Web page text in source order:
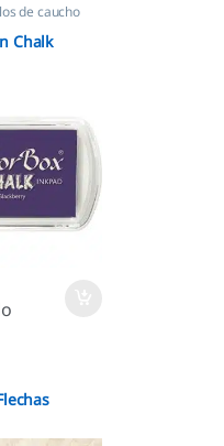
de caucho
Chalk